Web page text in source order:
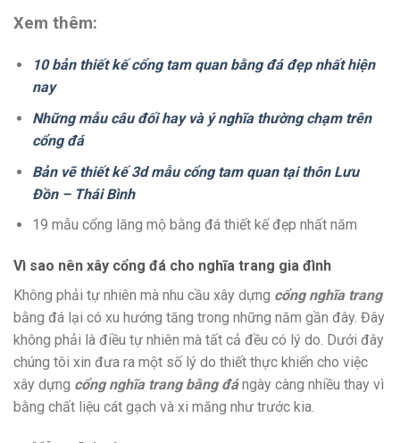
Xem thêm:
10 bản thiết kế cổng tam quan bằng đá đẹp nhất hiện
nay
Những mẫu câu đối hay và ý nghĩa thường chạm trên
cổng đá
Bản vẽ thiết kế 3d mẫu cổng tam quan tại thôn Lưu
Đồn – Thái Bình
19 mẫu cổng lăng mộ bằng đá thiết kế đẹp nhất năm
Vì sao nên xây cổng đá cho nghĩa trang gia đình
Không phải tự nhiên mà nhu cầu xây dựng cổng nghĩa trang
bằng đá lại có xu hướng tăng trong những năm gần đây. Đây
không phải là điều tự nhiên mà tất cả đều có lý do. Dưới đây
chúng tôi xin đưa ra một số lý do thiết thực khiến cho việc
xây dựng cổng nghĩa trang bằng đángày càng nhiều thay vì
bằng chất liệu cát gạch và xi măng như trước kia.